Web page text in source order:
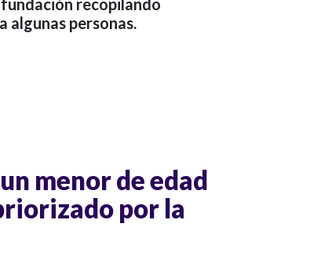
recopilando
personas.
menor de edad
por la